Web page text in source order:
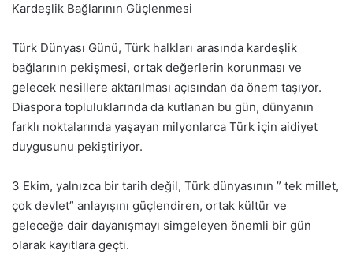
Kardeşlik Bağlarının Güçlenmesi
Türk Dünyası Günü, Türk halkları arasında kardeşlik
bağlarının pekişmesi, ortak değerlerin korunması ve
gelecek nesillere aktarılması açısından da önem taşıyor.
Diaspora topluluklarında da kutlanan bu gün, dünyanın
farklı noktalarında yaşayan milyonlarca Türk için aidiyet
duygusunu pekiştiriyor.
3 Ekim, yalnızca bir tarih değil, Türk dünyasının ” tek millet,
çok devlet” anlayışını güçlendiren, ortak kültür ve
geleceğe dair dayanışmayı simgeleyen önemli bir gün
olarak kayıtlara geçti.